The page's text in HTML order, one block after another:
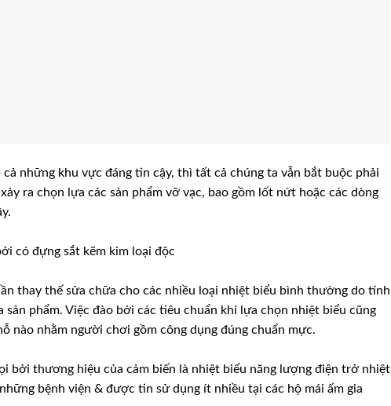
những khu vực đáng tin cậy, thì tất cả chúng ta vẫn bắt buộc phải
ra chọn lựa các sản phẩm vỡ vạc, bao gồm lốt nứt hoặc các dòng
có đựng sắt kẽm kim loại độc
thay thế sửa chữa cho các nhiều loại nhiệt biểu bình thường do tính
phẩm. Việc đào bới các tiêu chuẩn khi lựa chọn nhiệt biểu cũng
nào nhằm người chơi gồm công dụng đúng chuẩn mực.
bởi thương hiệu của cảm biến là nhiệt biểu năng lượng điện trở nhiệt
bệnh viện & được tin sử dụng ít nhiều tại các hộ mái ấm gia